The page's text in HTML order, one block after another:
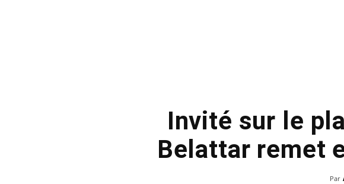
Invité sur le
Belattar remet
Par